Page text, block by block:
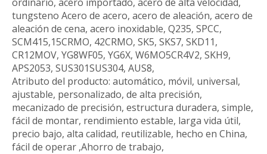
tungsteno Acero de acero, acero de aleación, acero de
aleación de cena, acero inoxidable, Q235, SPCC,
SCM415,15CRMO, 42CRMO, SK5, SKS7, SKD11,
CR12MOV, YG8WF05, YG6X, W6MO5CR4V2, SKH9,
APS2053, SUS301SUS304, AUS8,
Atributo del producto: automático, móvil, universal,
ajustable, personalizado, de alta precisión,
mecanizado de precisión, estructura duradera, simple,
fácil de montar, rendimiento estable, larga vida útil,
precio bajo, alta calidad, reutilizable, hecho en China,
fácil de operar ,Ahorro de trabajo,